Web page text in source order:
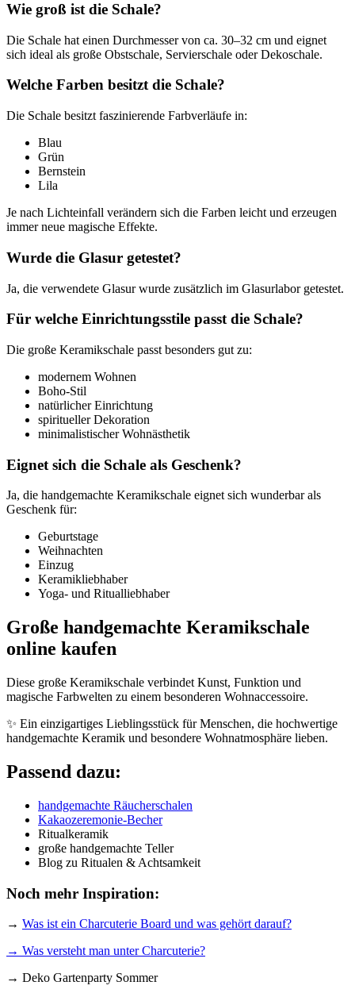
Wie groß ist die Schale?
Die Schale hat einen Durchmesser von ca. 30–32 cm und eignet
sich ideal als große Obstschale, Servierschale oder Dekoschale.
Welche Farben besitzt die Schale?
Die Schale besitzt faszinierende Farbverläufe in:
Blau
Grün
Bernstein
Lila
Je nach Lichteinfall verändern sich die Farben leicht und erzeugen
immer neue magische Effekte.
Wurde die Glasur getestet?
Ja, die verwendete Glasur wurde zusätzlich im Glasurlabor getestet.
Für welche Einrichtungsstile passt die Schale?
Die große Keramikschale passt besonders gut zu:
modernem Wohnen
Boho-Stil
natürlicher Einrichtung
spiritueller Dekoration
minimalistischer Wohnästhetik
Eignet sich die Schale als Geschenk?
Ja, die handgemachte Keramikschale eignet sich wunderbar als
Geschenk für:
Geburtstage
Weihnachten
Einzug
Keramikliebhaber
Yoga- und Ritualliebhaber
Große handgemachte Keramikschale
online kaufen
Diese große Keramikschale verbindet Kunst, Funktion und
magische Farbwelten zu einem besonderen Wohnaccessoire.
✨ Ein einzigartiges Lieblingsstück für Menschen, die hochwertige
handgemachte Keramik und besondere Wohnatmosphäre lieben.
Passend dazu:
handgemachte Räucherschalen
Kakaozeremonie-Becher
Ritualkeramik
große handgemachte Teller
Blog zu Ritualen & Achtsamkeit
Noch mehr Inspiration:
→ Was ist ein Charcuterie Board und was gehört darauf?
→ Was versteht man unter Charcuterie?
→ Deko Gartenparty Sommer